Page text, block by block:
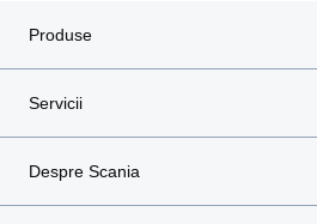
Produse
Servicii
Despre Scania